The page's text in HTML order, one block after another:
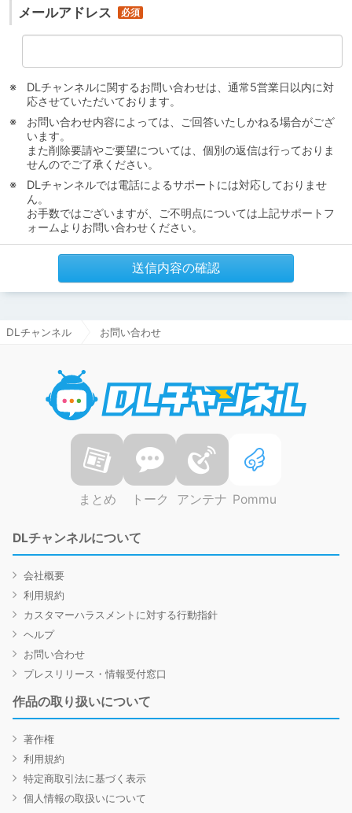
メールアドレス
DLチャンネルに関するお問い合わせは、通常5営業日以内に対
応させていただいております。
お問い合わせ内容によっては、ご回答いたしかねる場合がござ
います。
また削除要請やご要望については、個別の返信は行っておりま
せんのでご了承ください。
DLチャンネルでは電話によるサポートには対応しておりませ
ん。
お手数ではございますが、ご不明点については上記サポートフ
ォームよりお問い合わせください。
送信内容の確認
DLチャンネル お問い合わせ
まとめ トーク アンテナ Pommu
DLチャンネルについて
会社概要
利用規約
カスタマーハラスメントに対する行動指針
ヘルプ
お問い合わせ
プレスリリース・情報受付窓口
作品の取り扱いについて
著作権
利用規約
特定商取引法に基づく表示
個人情報の取扱いについて